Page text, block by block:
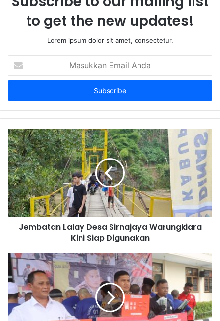
to get the new updates!
Lorem ipsum dolor sit amet, consectetur.
Email
Anda
Jembatan Lalay Desa Sirnajaya Warungkiara
Kini Siap Digunakan